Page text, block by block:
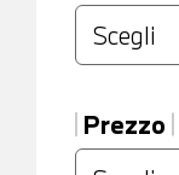
Prezzo